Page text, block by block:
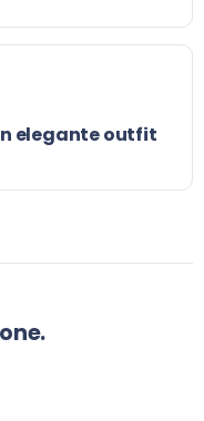
elegante outfit